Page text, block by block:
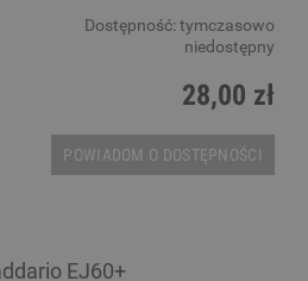
Dostępność: tymczasowo
niedostępny
28,00 zł
POWIADOM O DOSTĘPNOŚCI
EJ60+